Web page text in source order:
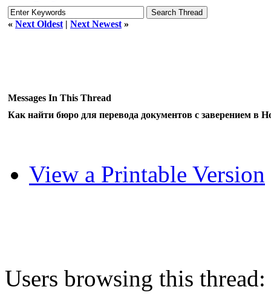
« Next Oldest | Next Newest »
Messages In This Thread
Как найти бюро для перевода документов с заверением в
View a Printable Version
Users browsing this